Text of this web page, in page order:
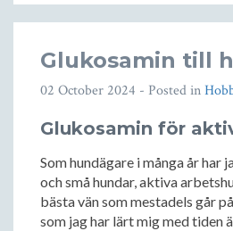
Glukosamin till
02 October 2024 - Posted in
Glukosamin för
Som hundägare i många år har
och små hundar, aktiva
bästa vän som mestadels går
som jag har lärt mig med tiden